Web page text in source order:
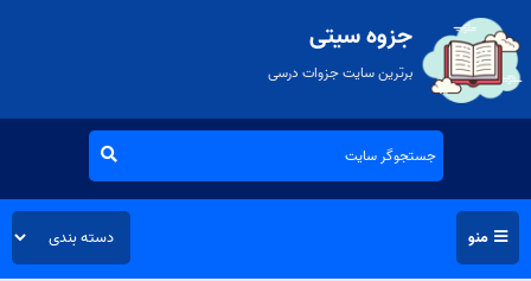
جزوه سیتی
برترین سایت جزوات درسی
منو